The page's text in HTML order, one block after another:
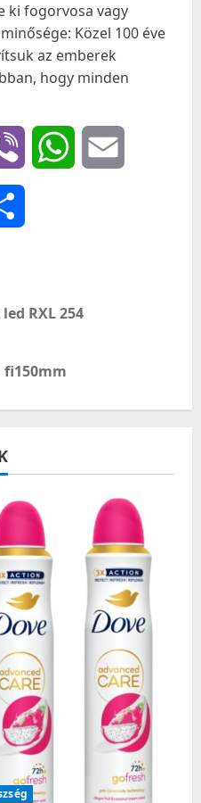
ki fogorvosa vagy
Közel 100 éve
az emberek
hogy minden
Viber WhatsApp
RXL 254
fi150mm